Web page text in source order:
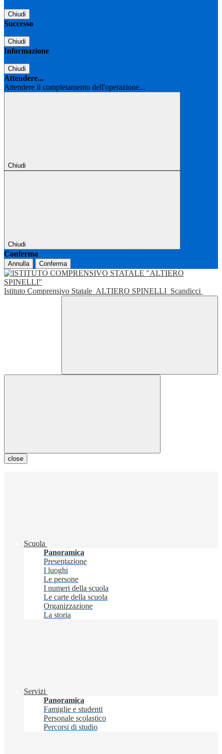
Chiudi
Successo
Chiudi
Informazione
Chiudi
Attendere...
Attendere il completamento dell'operazione...
Chiudi
Chiudi
Conferma
Annulla Conferma
Istituto Comprensivo Statale ALTIERO SPINELLI Scandicci
close
Scuola
Panoramica
Presentazione
I luoghi
Le persone
I numeri della scuola
Le carte della scuola
Organizzazione
La storia
Servizi
Panoramica
Famiglie e studenti
Personale scolastico
Percorsi di studio